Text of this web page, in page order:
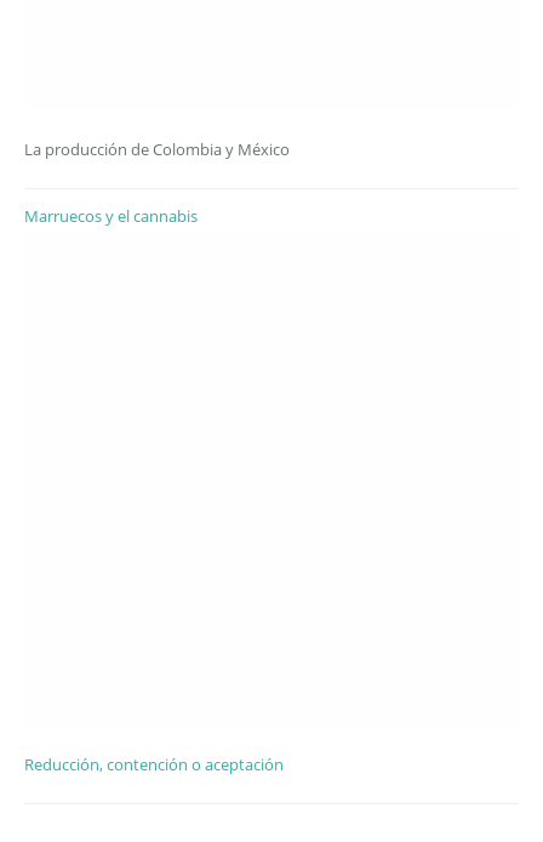
La producción de Colombia y México
Marruecos y el cannabis
Reducción, contención o aceptación